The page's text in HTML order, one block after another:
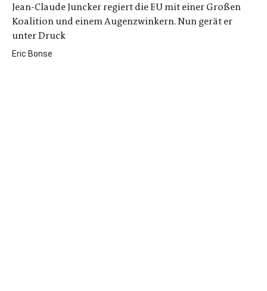
Jean-Claude Juncker regiert die EU mit einer Großen
Koalition und einem Augenzwinkern. Nun gerät er
unter Druck
Eric Bonse